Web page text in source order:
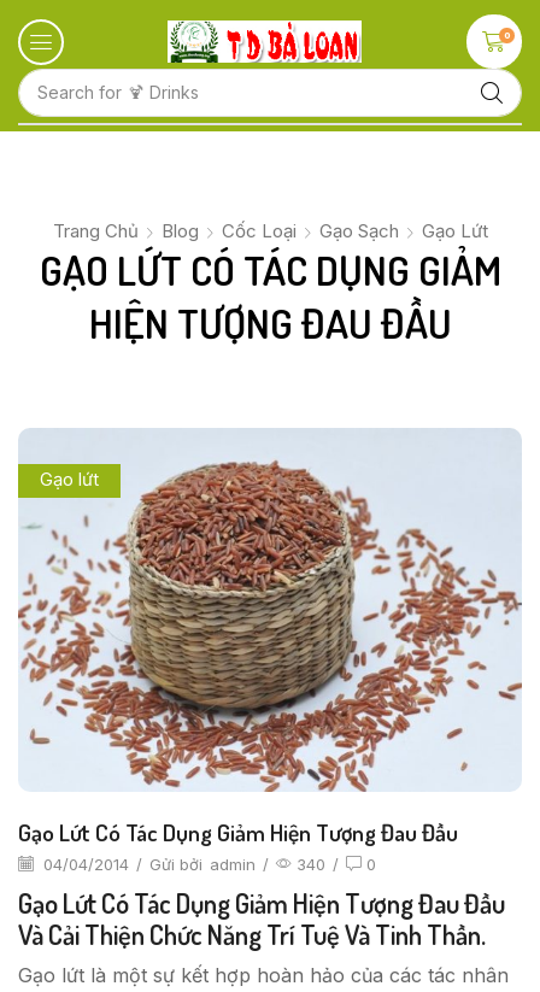
Search for 🍋 Fruits
0
Trang Chủ Blog Cốc Loại Gạo Sạch Gạo Lứt
GẠO LỨT CÓ TÁC DỤNG GIẢM
HIỆN TƯỢNG ĐAU ĐẦU
Gạo lứt
Gạo Lứt Có Tác Dụng Giảm Hiện Tượng Đau Đầu
04/04/2014 / Gửi bởi admin / 340 / 0
Gạo Lứt Có Tác Dụng Giảm Hiện Tượng Đau Đầu
Và Cải Thiện Chức Năng Trí Tuệ Và Tinh Thần.
Gạo lứt là một sự kết hợp hoàn hảo của các tác nhân